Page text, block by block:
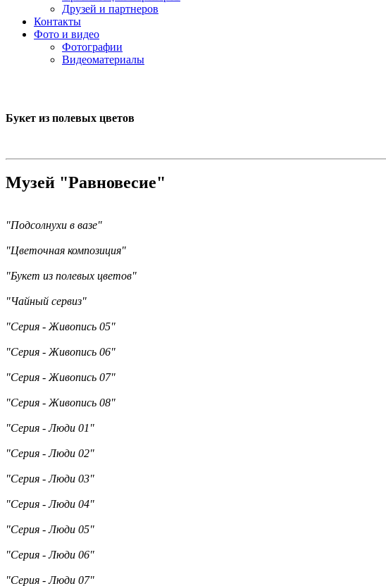
Друзей и партнеров
Контакты
Фото и видео
Фотографии
Видеоматериалы
Букет из полевых цветов
Музей "Равновесие"
"Подсолнухи в вазе"
"Цветочная композиция"
"Букет из полевых цветов"
"Чайный сервиз"
"Серия - Живопись 05"
"Серия - Живопись 06"
"Серия - Живопись 07"
"Серия - Живопись 08"
"Серия - Люди 01"
"Серия - Люди 02"
"Серия - Люди 03"
"Серия - Люди 04"
"Серия - Люди 05"
"Серия - Люди 06"
"Серия - Люди 07"